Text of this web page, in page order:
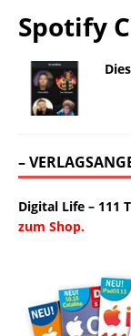
Spotify
–
Digital Life – 111
zum Shop.